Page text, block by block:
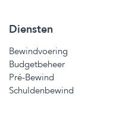
Diensten
Bewindvoering
Budgetbeheer
Pré-Bewind
Schuldenbewind